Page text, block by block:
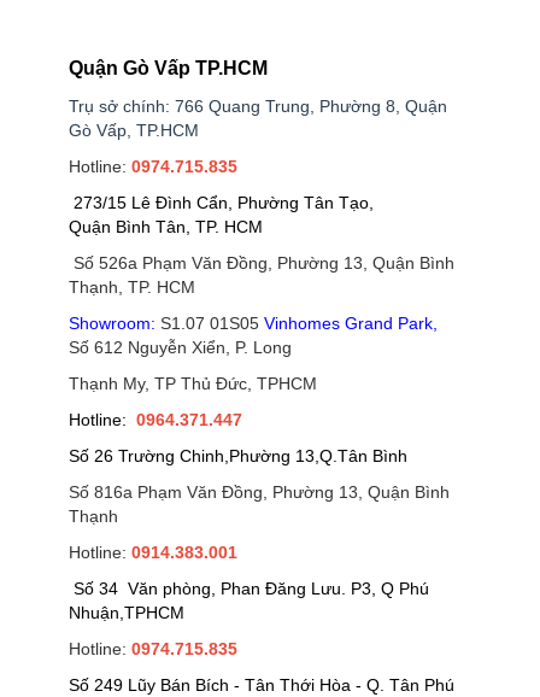
Quận Gò Vấp TP.HCM
Trụ sở chính: 766 Quang Trung, Phường 8, Quận
Gò Vấp, TP.HCM
Hotline: 0974.715.835
273/15 Lê Đình Cẩn, Phường Tân Tạo,
Quận Bình Tân, TP. HCM
Số 526a Phạm Văn Đồng, Phường 13, Quận Bình
Thạnh, TP. HCM
Showroom: S1.07 01S05 Vinhomes Grand Park
Số 612 Nguyễn Xiển, P. Long
Thạnh My, TP Thủ Đức, TPHCM
Hotline: 0964.371.447
Số 26 Trường Chinh,Phường 13,Q.Tân Bình
Số 816a Phạm Văn Đồng, Phường 13, Quận Bình
Thạnh
Hotline: 0914.383.001
Số 34 Văn phòng, Phan Đăng Lưu. P3, Q Phú
Nhuận,TPHCM
Hotline: 0974.715.835
Số 249 Lũy Bán Bích - Tân Thới Hòa - Q. Tân Phú